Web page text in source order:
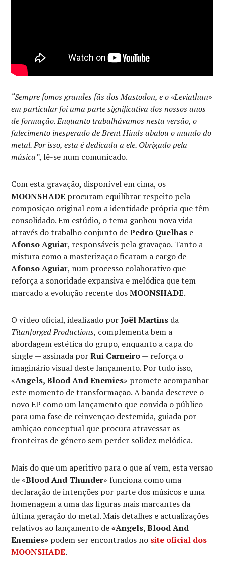
“Sempre fomos grandes fãs dos Mastodon, e o «Leviathan»
em particular foi uma parte significativa dos nossos anos
de formação. Enquanto trabalhávamos nesta versão, o
falecimento inesperado de Brent Hinds abalou o mundo do
metal. Por isso, esta é dedicada a ele. Obrigado pela
música”, lê-se num comunicado.
Com esta gravação, disponível em cima, os
MOONSHADE procuram equilibrar respeito pela
composição original com a identidade própria que têm
consolidado. Em estúdio, o tema ganhou nova vida
através do trabalho conjunto dePedro Quelhas e
Afonso Aguiar, responsáveis pela gravação. Tanto a
mistura como a masterização ficaram a cargo de
Afonso Aguiar, num processo colaborativo que
reforça a sonoridade expansiva e melódica que tem
marcado a evolução recente dosMOONSHADE.
O vídeo oficial, idealizado porJoël Martins da
Titanforged Productions, complementa bem a
abordagem estética do grupo, enquanto a capa do
single — assinada porRui Carneiro— reforça o
imaginário visual deste lançamento. Por tudo isso,
«Angels, Blood And Enemies» promete acompanhar
este momento de transformação. A banda descreve o
novo EP como um lançamento que convida o público
para uma fase de reinvenção destemida, guiada por
ambição conceptual que procura atravessar as
fronteiras de género sem perder solidez melódica.
Mais do que um aperitivo para o que aí vem, esta versão
de «Blood And Thunder» funciona como uma
declaração de intenções por parte dos músicos e uma
homenagem a uma das figuras mais marcantes da
última geração do metal. Mais detalhes e actualizações
relativos ao lançamento de«Angels, Blood And
Enemies» podem ser encontrados no site oficial dos
MOONSHADE.